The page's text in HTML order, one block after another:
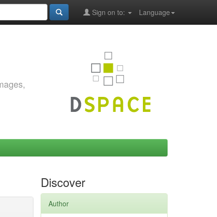
Language
Sign on to:
Discover
Author